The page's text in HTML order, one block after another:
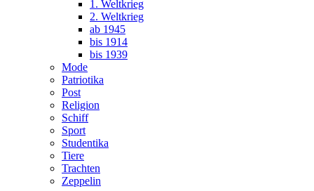
1. Weltkrieg
2. Weltkrieg
ab 1945
bis 1914
bis 1939
Mode
Patriotika
Post
Religion
Schiff
Sport
Studentika
Tiere
Trachten
Zeppelin